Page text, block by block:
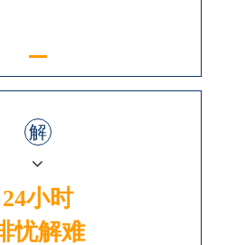
解
24小时
忧解难